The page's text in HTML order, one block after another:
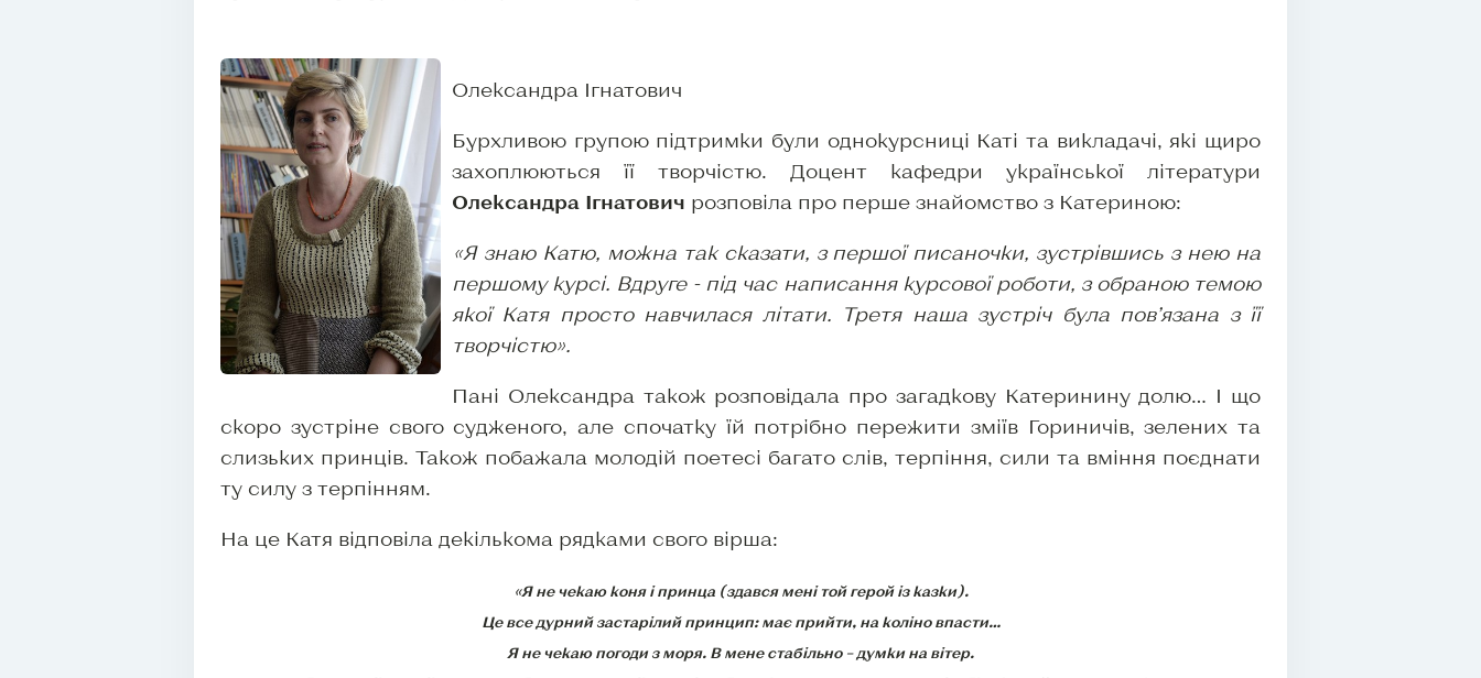
Олександра Ігнатович
Бурхливою групою підтримки були однокурсниці Каті та викладачі, які щиро
захоплюються її творчістю. Доцент кафедри української літератури
Олександра Ігнатович розповіла про перше знайомство з Катериною:
«Я знаю Катю, можна так сказати, з першої писаночки, зустрівшись з нею на
першому курсі. Вдруге - під час написання курсової роботи, з обраною темою
якої Катя просто навчилася літати. Третя наша зустріч була пов’язана з її
творчістю».
Пані Олександра також розповідала про загадкову Катеринину долю… І що
скоро зустріне свого судженого, але спочатку їй потрібно пережити зміїв Гориничів, зелених та
слизьких принців. Також побажала молодій поетесі багато слів, терпіння, сили та вміння поєднати
ту силу з терпінням.
На це Катя відповіла декількома рядками свого вірша:
«Я не чекаю коня і принца (здався мені той герой із казки).
Це все дурний застарілий принцип: має прийти, на коліно впасти…
Я не чекаю погоди з моря. В мене стабільно – думки на вітер.